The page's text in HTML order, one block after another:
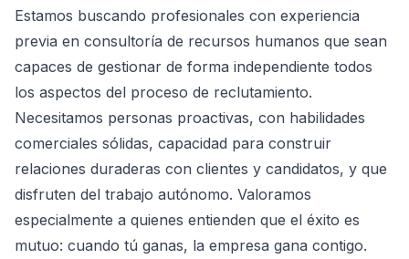
Estamos buscando profesionales con experiencia
previa en consultoría de recursos humanos que sean
capaces de gestionar de forma independiente todos
los aspectos del proceso de reclutamiento.
Necesitamos personas proactivas, con habilidades
comerciales sólidas, capacidad para construir
relaciones duraderas con clientes y candidatos, y que
disfruten del trabajo autónomo. Valoramos
especialmente a quienes entienden que el éxito es
mutuo: cuando tú ganas, la empresa gana contigo.